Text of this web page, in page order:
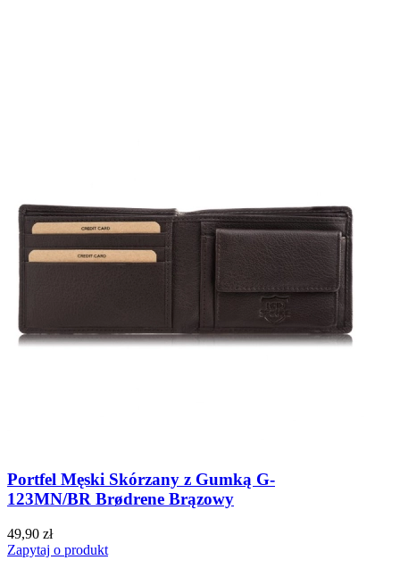
Portfel Męski Skórzany z Gumką G-
123MN/BR Brødrene Brązowy
49,90 zł
Zapytaj o produkt